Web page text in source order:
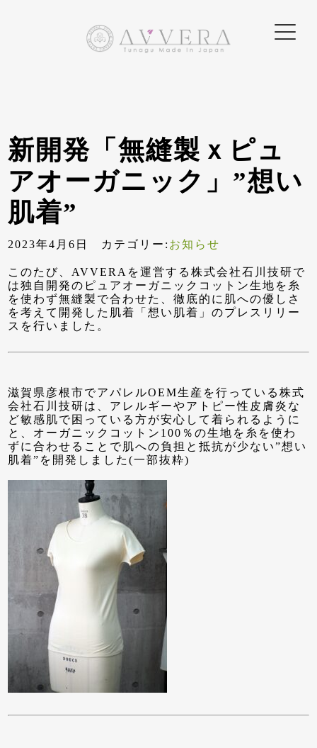
新開発「無縫製ｘピュ
アオーガニック」”想い
肌着”
2023年4月6日 カテゴリー: お知らせ
このたび、AVVERAを運営する株式会社石川技研で
は独自開発のピュアオーガニックコットン生地を糸
を使わず無縫製で合わせた、徹底的に肌への優しさ
を考えて開発した肌着「想い肌着」のプレスリリー
スを行いました。
滋賀県彦根市でアパレルOEM生産を行っている株式
会社石川技研は、アレルギーやアトピー性皮膚炎な
ど敏感肌で困っている方が安心して着られるように
と、オーガニックコットン100％の生地を糸を使わ
ずに合わせることで肌への負担と抵抗が少ない”想い
肌着”を開発しました(一部抜粋)